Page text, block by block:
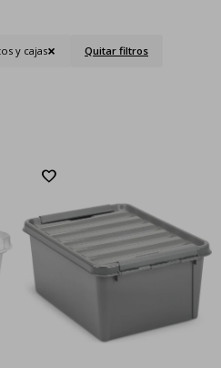
y cajas Quitar filtros